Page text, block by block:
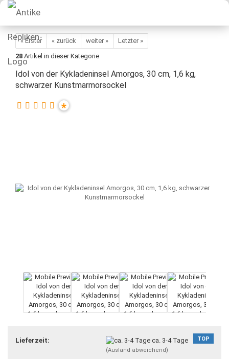
« Erster « zurück weiter »
Letzter »
28 Artikel in dieser Kategorie
Idol von der Kykladeninsel Amorgos, 30 cm, 1,6 kg,
schwarzer Kunstmarmorsockel
*
TOP
Lieferzeit: ca. 3-4 Tage
(Ausland abweichend)